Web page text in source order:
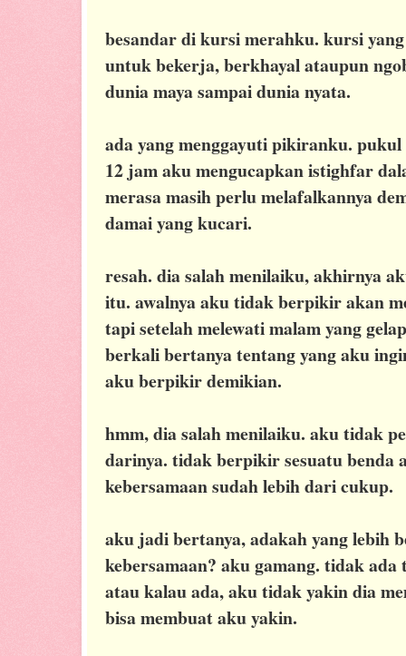
besandar di kursi merahku. kursi
untuk bekerja, berkhayal ataupun
dunia maya sampai dunia nyata.
ada yang menggayuti pikiranku.
12 jam aku mengucapkan istighfar
merasa masih perlu melafalkannya
damai yang kucari.
resah. dia salah menilaiku, akhirnya
itu. awalnya aku tidak berpikir akan
tapi setelah melewati malam yang
berkali bertanya tentang yang aku
aku berpikir demikian.
hmm, dia salah menilaiku. aku tidak
darinya. tidak berpikir sesuatu benda
kebersamaan sudah lebih dari cukup.
aku jadi bertanya, adakah yang lebih
kebersamaan? aku gamang. tidak
atau kalau ada, aku tidak yakin dia
bisa membuat aku yakin.